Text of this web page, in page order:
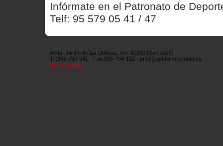
Infórmate en el Patronato de
Telf: 95 579 05 41 / 47
Avda. Jardín de las Delicias, s/n. 41300 (San José)
Tlf:955-790-541 - Fax:955-794-152 - pmd@aytolarinconada.es
Aviso Legal